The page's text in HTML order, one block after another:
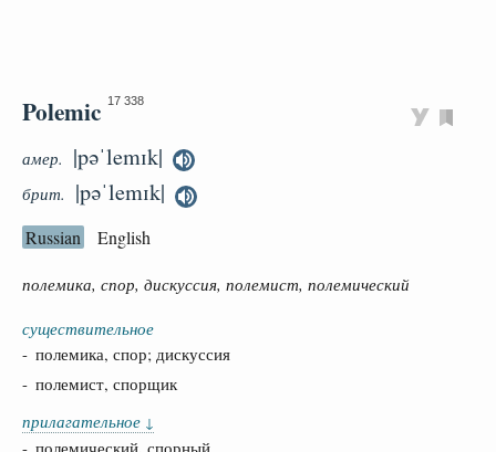
Polemic 17 338
амер. |pəˈlemɪk|
брит. |pəˈlemɪk|
Russian English
полемика, спор, дискуссия, полемист, полемический
существительное
- полемика, спор; дискуссия
- полемист, спорщик
прилагательное ↓
- полемический, спорный